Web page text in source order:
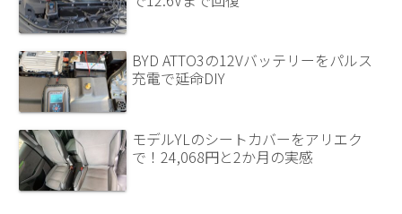
BYD ATTO3の12Vバッテリーをパルス
充電で延命DIY
モデルYLのシートカバーをアリエク
で！24,068円と2か月の実感